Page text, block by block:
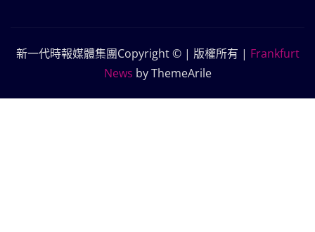
新一代時報媒體集團Copyright © | 版權所有 | Frankfurt
News by ThemeArile